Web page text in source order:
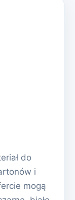
do
i
mogą